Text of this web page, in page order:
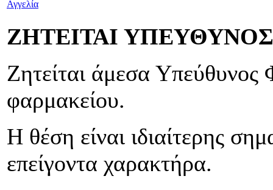
Αγγελία
ΖΗΤΕΙΤΑΙ
Ζητείται άμεσα Υπεύθυνος
φαρμακείου.
Η θέση είναι ιδιαίτερης
επείγοντα χαρακτήρα.